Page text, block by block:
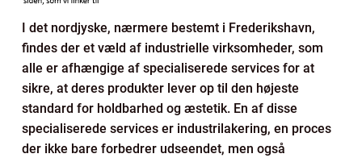
I det nordjyske, nærmere bestemt i Frederikshavn,
findes der et væld af industrielle virksomheder, som
alle er afhængige af specialiserede services for at
sikre, at deres produkter lever op til den højeste
standard for holdbarhed og æstetik. En af disse
specialiserede services er industrilakering, en proces
der ikke bare forbedrer udseendet, men også